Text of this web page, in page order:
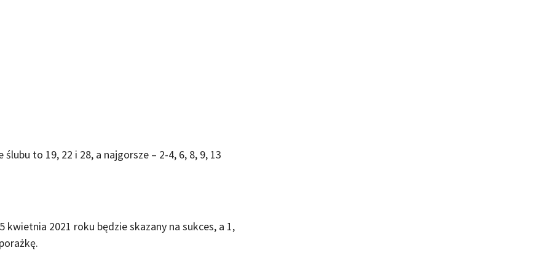
to 19, 22 i 28, a najgorsze – 2-4, 6, 8, 9, 13
kwietnia 2021 roku będzie skazany na sukces, a 1,